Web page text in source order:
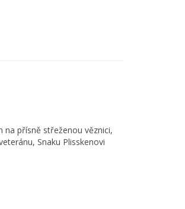
na přísně střeženou věznici,
Snaku Plisskenovi